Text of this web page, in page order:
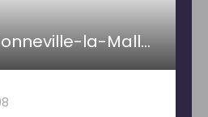
Agence de Gonneville-la-Mallet- PAILLETTE IMMOBILIER